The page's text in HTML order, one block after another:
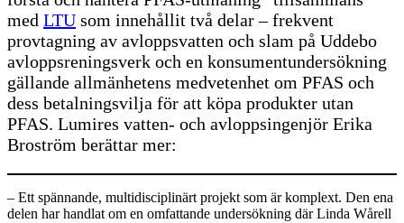
med LTU som innehållit två delar – frekvent
provtagning av avloppsvatten och slam på Uddebo
avloppsreningsverk och en konsumentundersökning
gällande allmänhetens medvetenhet om PFAS och
dess betalningsvilja för att köpa produkter utan
PFAS. Lumires vatten- och avloppsingenjör Erika
Broström berättar mer:
– Ett spännande, multidisciplinärt projekt som är komplext. Den ena
delen har handlat om en omfattande undersökning där Linda Wårell